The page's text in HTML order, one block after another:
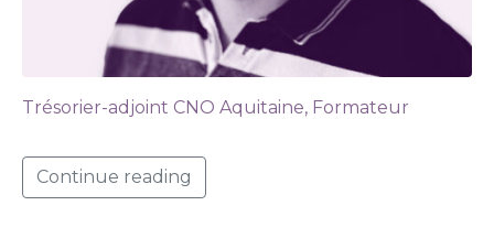
Trésorier-adjoint CNO Aquitaine, Formateur
Continue reading